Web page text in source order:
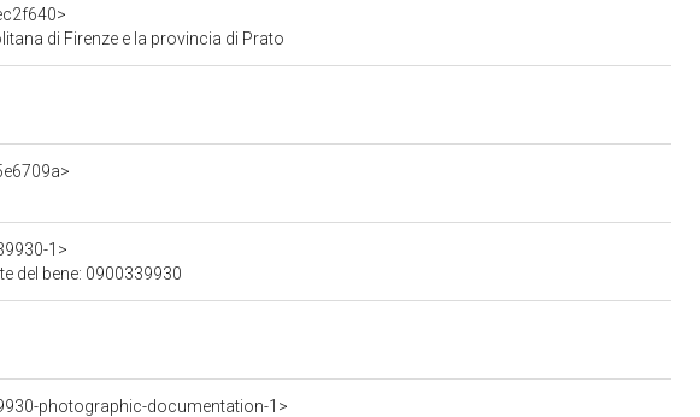
di Firenze e la provincia di Prato
1>
del bene: 0900339930
photographic-documentation-1>